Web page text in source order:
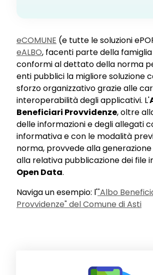
eCOMUNE (e tutte le soluzioni
eALBO, facenti parte della famiglia
conformi al dettato della norma
enti pubblici la migliore soluzione
sforzo organizzativo grazie alle
interoperabilità degli applicativi. L'
Beneficiari Provvidenze, oltre
delle informazioni e degli allegati
informativa e con le modalità
norma, provvede alla
alla relativa pubblicazione dei file
Open Data.
Naviga un esempio: l'"Albo
Provvidenze" del Comune di Asti